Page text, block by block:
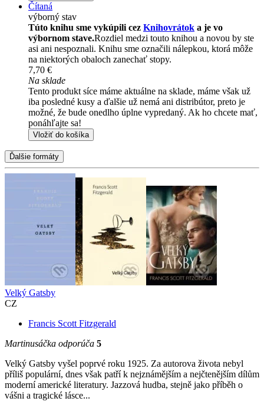
Čítaná
výborný stav
Túto knihu sme vykúpili cez Knihovrátok a je vo
výbornom stave.Rozdiel medzi touto knihou a novou by ste
asi ani nespoznali. Knihu sme označili nálepkou, ktorá môže
na niektorých obaloch zanechať stopy.
7,70 €
Na sklade
Tento produkt síce máme aktuálne na sklade, máme však už
iba posledné kusy a ďalšie už nemá ani distribútor, preto je
možné, že bude onedlho úplne vypredaný. Ak ho chcete mať,
ponáhľajte sa!
Vložiť do košíka
Ďalšie formáty
Velký Gatsby
CZ
Francis Scott Fitzgerald
Martinusáčka odporúča 5
Velký Gatsby vyšel poprvé roku 1925. Za autorova života nebyl
příliš populární, dnes však patří k nejznámějším a nejčtenějším dílům
moderní americké literatury. Jazzová hudba, stejně jako příběh o
vášni a tragické lásce...